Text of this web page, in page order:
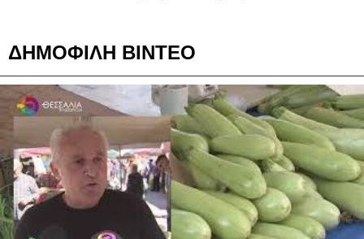
ΔΗΜΟΦΙΛΗ ΒΙΝΤΕΟ